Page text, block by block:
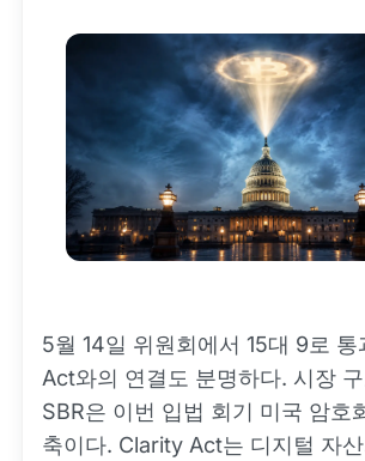
5월 14일 위원회에서 15대 9로
Act와의 연결도 분명하다. 시장
SBR은 이번 입법 회기 미국 암호
축이다. Clarity Act는 디지털 자